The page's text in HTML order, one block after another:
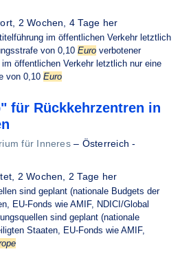
2 Wochen, 4 Tage her
im öffentlichen Verkehr letztlich
von 0,10 Euro verbotener
öffentlichen Verkehr letztlich nur eine
von 0,10 Euro
für Rückkehrzentren in
für Inneres– Österreich -
2 Wochen, 2 Tage her
sind geplant (nationale Budgets der
EU-Fonds wie AMIF, NDICI/Global
sind geplant (nationale
Staaten, EU-Fonds wie AMIF,